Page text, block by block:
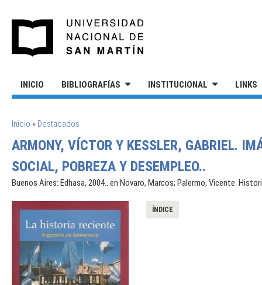
INICIO BIBLIOGRAFÍAS INSTITUCIONAL LINKS
SE ENCUENTRA USTED AQUÍ
Inicio » Destacados
ARMONY, VÍCTOR Y KESSLER, GABRIEL.
SOCIAL, POBREZA Y DESEMPLEO..
Buenos Aires: Edhasa, 2004.. en Novaro, Marcos; Palermo, Vicente.
ÍNDICE